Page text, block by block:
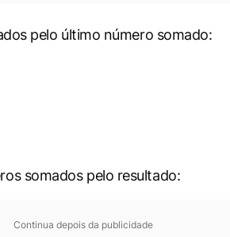
pelo último número somado:
somados pelo resultado:
Continua depois da publicidade